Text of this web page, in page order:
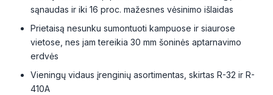
sąnaudas ir iki 16 proc. mažesnes vėsinimo išlaidas
Prietaisą nesunku sumontuoti kampuose ir siaurose
vietose, nes jam tereikia 30 mm šoninės aptarnavimo
erdvės
Vieningų vidaus įrenginių asortimentas, skirtas R-32 ir R-
410A